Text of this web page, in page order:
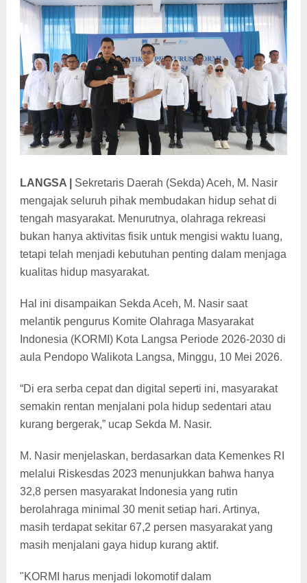
LANGSA |
Sekretaris Daerah (Sekda) Aceh, M. Nasir
mengajak seluruh pihak membudakan hidup sehat di
tengah masyarakat. Menurutnya, olahraga rekreasi
bukan hanya aktivitas fisik untuk mengisi waktu luang,
tetapi telah menjadi kebutuhan penting dalam menjaga
kualitas hidup masyarakat.
Hal ini disampaikan Sekda Aceh, M. Nasir saat
melantik pengurus Komite Olahraga Masyarakat
Indonesia (KORMI) Kota Langsa Periode 2026-2030 di
aula Pendopo Walikota Langsa, Minggu, 10 Mei 2026.
“Di era serba cepat dan digital seperti ini, masyarakat
semakin rentan menjalani pola hidup sedentari atau
kurang bergerak,” ucap Sekda M. Nasir.
M. Nasir menjelaskan, berdasarkan data Kemenkes RI
melalui Riskesdas 2023 menunjukkan bahwa hanya
32,8 persen masyarakat Indonesia yang rutin
berolahraga minimal 30 menit setiap hari. Artinya,
masih terdapat sekitar 67,2 persen masyarakat yang
masih menjalani gaya hidup kurang aktif.
"KORMI harus menjadi lokomotif dalam